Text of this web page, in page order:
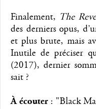
Finalement, The
des derniers opus,
et plus brute, mais
Inutile de préciser
(2017), dernier
sait ?
À écouter : "Black